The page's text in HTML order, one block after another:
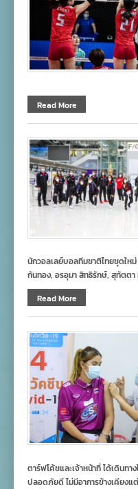
Read More
นักวอลเลย์บอลทีมชาติไทยชุดใ
กันทอง, อรอุมา สิทธิรักษ์, สุทัตต
Read More
ตาร์ฟโค้ชและเจ้าหน้าที่ ได้เดินท
ปลอดภัยดี ไม่มีอาการข้างเคียงแ